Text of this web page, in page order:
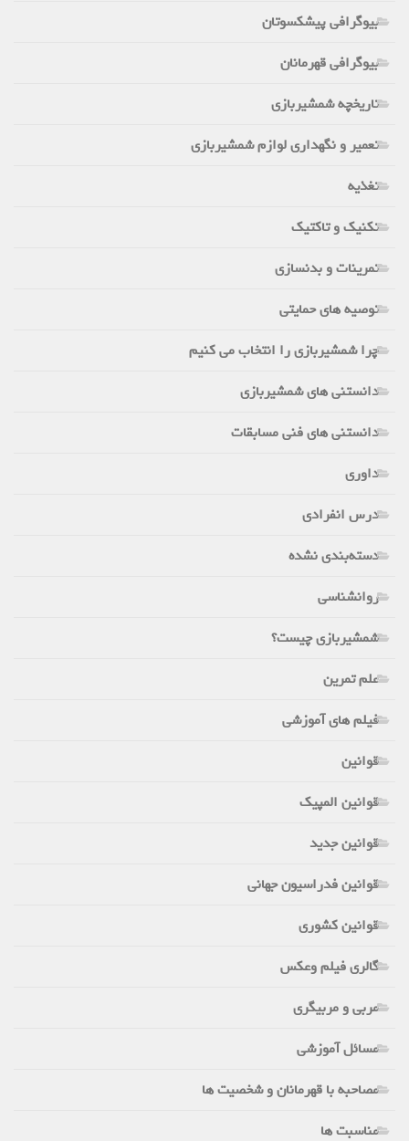
بیوگرافی پیشکسوتان
بیوگرافی قهرمانان
تاریخچه شمشیربازی
تعمیر و نگهداری لوازم شمشیربازی
تغذیه
تکنیک و تاکتیک
تمرینات و بدنسازی
توصیه های حمایتی
چرا شمشیربازی را انتخاب می کنیم
دانستنی های شمشیربازی
دانستنی های فنی مسابقات
داوری
درس انفرادی
دسته‌بندی نشده
روانشناسی
شمشیربازی چیست؟
علم تمرین
فیلم های آموزشی
قوانین
قوانین المپیک
قوانین جدید
قوانین فدراسیون جهانی
قوانین کشوری
گالری فیلم وعکس
مربی و مربیگری
مسائل آموزشی
مصاحبه با قهرمانان و شخصیت ها
مناسبت ها